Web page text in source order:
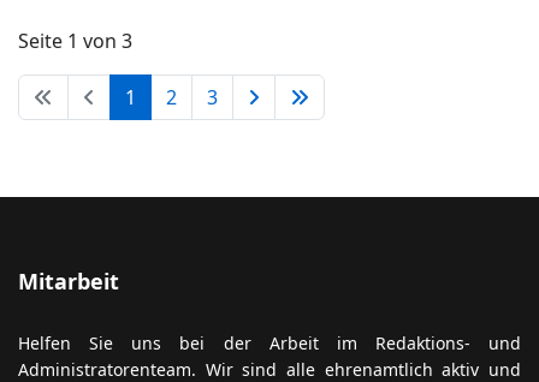
Seite 1 von 3
1 2 3
Mitarbeit
Helfen Sie uns bei der Arbeit im Redaktions- und
Administratorenteam. Wir sind alle ehrenamtlich aktiv und